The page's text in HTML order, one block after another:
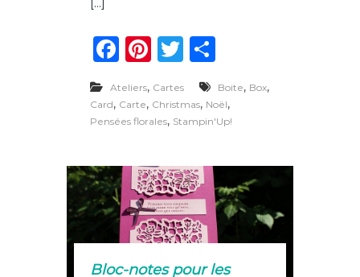
a
t
o
d
t
e
l
i
r
[…]
F
c
e
o
o
k
Pi
te
re
T
w
it
te
P
ta
g
Ateliers, Cartes Boite, Box,
Card, Carte, Christmas, Noël,
Pensées florales, Stampin'Up!
Bloc-notes pour les